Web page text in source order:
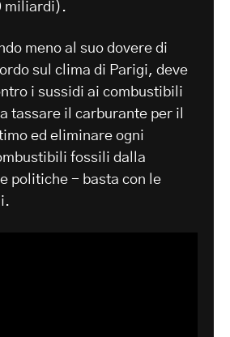
miliardi).
meno al suo dovere di
sul clima di Parigi, deve
i sussidi ai combustibili
tassare il carburante per il
ed eliminare ogni
fossili dalla
politiche - basta con le